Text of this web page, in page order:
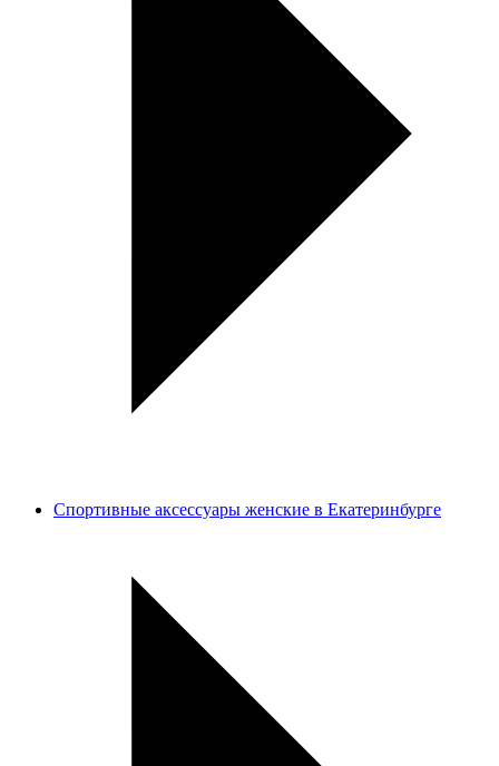
Спортивные аксессуары женские в Екатеринбурге